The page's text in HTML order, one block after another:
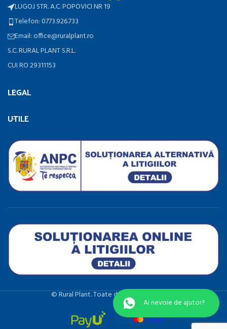
LUGOJ STR. A.C. POPOVICI NR 19
Telefon: 0773.926.733
Email: office@ruralplant.ro
S.C. RURAL PLANT S.R.L.
CUI RO 29311153
LEGAL
UTILE
©️ Rural Plant. Toate drepturile rezervate.